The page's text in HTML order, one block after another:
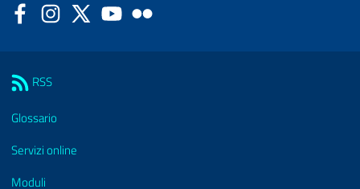
FacebookInstagram
Twitter YouTube
RSS
Glossario
Servizi online
Moduli